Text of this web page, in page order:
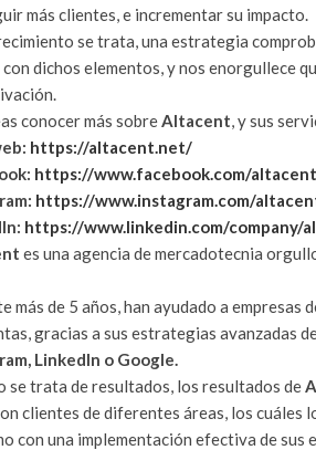
más clientes, e incrementar su impacto.
se trata, una estrategia
dichos elementos, y nos enorgullece
conocer más sobreAltacent, y sus
https://altacent.net/
https://www.facebook.com/altacent
https://www.instagram.com/
https://www.linkedin.com/company/
es una agencia de mercadotecnia
más de 5 años, han ayudado a empresas
gracias a sus estrategias avanzadas
LinkedIn o Google.
se trata de resultados, los resultados de
clientes de diferentes áreas, los cuáles
con una implementación efectiva de